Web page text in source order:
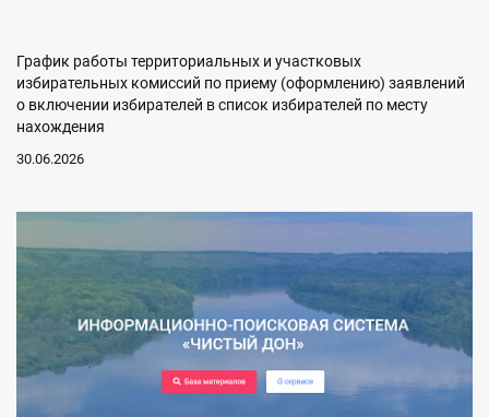
График работы территориальных и участковых
избирательных комиссий по приему (оформлению) заявлений
о включении избирателей в список избирателей по месту
нахождения
30.06.2026